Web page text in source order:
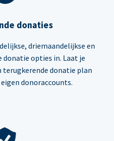
donaties
driemaandelijkse en
opties in. Laat je
terugkerende donatie plan
donoraccounts.